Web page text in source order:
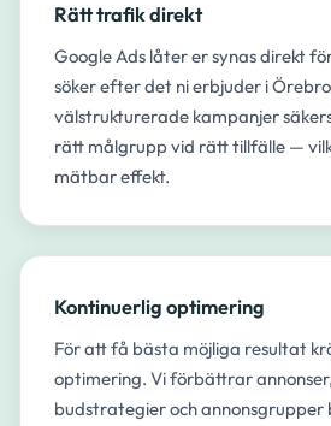
Rätt trafik direkt
Google Ads låter er synas direkt
söker efter det ni erbjuder i
välstrukturerade kampanjer
rätt målgrupp vid rätt tillfälle —
mätbar effekt.
Kontinuerlig optimering
För att få bästa möjliga resultat
optimering. Vi förbättrar
budstrategier och